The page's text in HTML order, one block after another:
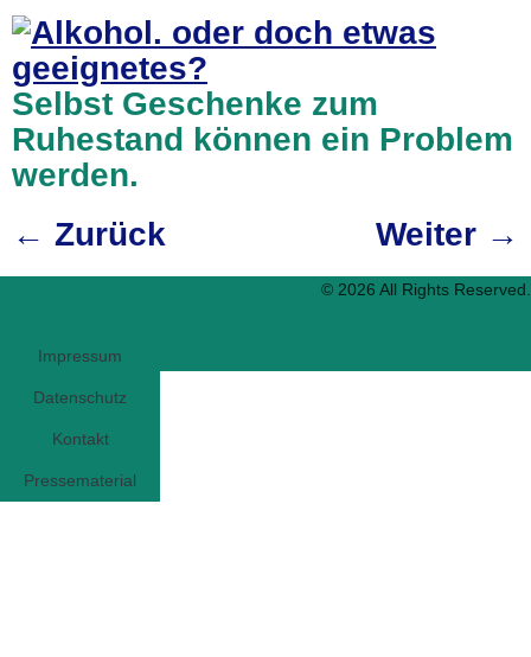
Selbst Geschenke zum
Ruhestand können ein Problem
werden.
← Zurück Weiter →
© 2026 All Rights Reserved.
Impressum
Datenschutz
Kontakt
Pressematerial